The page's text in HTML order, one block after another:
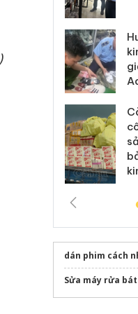
án buôn
dán phim cách
Sửa máy rửa